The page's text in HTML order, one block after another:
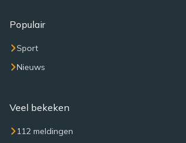
Populair
Sport
Nieuws
Veel bekeken
112 meldingen